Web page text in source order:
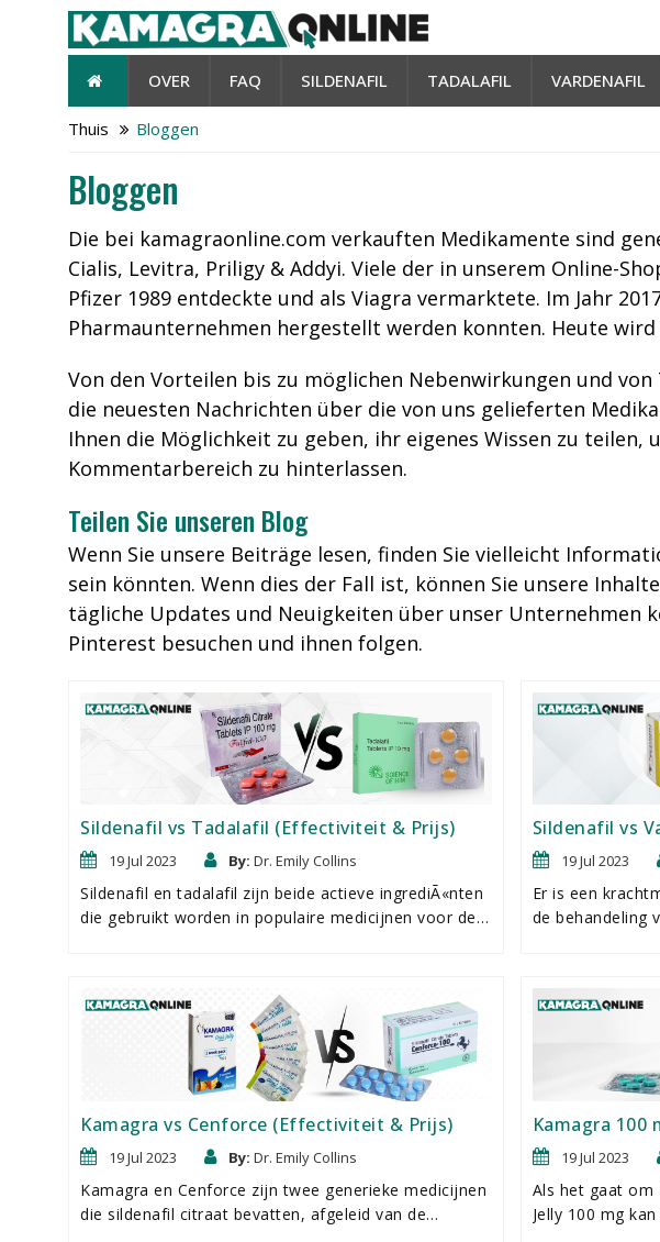
OVER FAQ SILDENAFIL TADALAFIL VARDENAFIL
Thuis Bloggen
Bloggen
Die bei kamagraonline.com verkauften Medikamente sind
Cialis, Levitra, Priligy & Addyi. Viele der in unserem Online-
Pfizer 1989 entdeckte und als Viagra vermarktete. Im Jahr
Pharmaunternehmen hergestellt werden konnten. Heute
Von den Vorteilen bis zu möglichen Nebenwirkungen und
die neuesten Nachrichten über die von uns gelieferten
Ihnen die Möglichkeit zu geben, ihr eigenes Wissen zu
Kommentarbereich zu hinterlassen.
Teilen Sie unseren Blog
Wenn Sie unsere Beiträge lesen, finden Sie vielleicht
sein könnten. Wenn dies der Fall ist, können Sie unsere
tägliche Updates und Neuigkeiten über unser Unternehmen
Pinterest besuchen und ihnen folgen.
Sildenafil vs Tadalafil (Effectiviteit & Prijs)
19 Jul 2023 By: Dr. Emily Collins
Sildenafil en tadalafil zijn beide actieve ingrediÃ«nten
die gebruikt worden in populaire medicijnen voor de
hoofdingrediÃ«nt is van Cialis. Deze medicijnen
hebben een lange geschiedenis als voorlopers in de
behandeling van seksuele disfunctie en zijn dat tot op
de dag van vandaag nog steeds. Naarmate de
Sildenafil vs
19 Jul 2023
Er is een
de behandeling
Levitra. Beide
de markt
patenten.
markt
Kamagra vs Cenforce (Effectiviteit & Prijs)
19 Jul 2023 By: Dr. Emily Collins
Kamagra en Cenforce zijn twee generieke medicijnen
die sildenafil citraat bevatten, afgeleid van de
Kamagra 100
19 Jul 2023
Als het gaat om
Jelly 100 mg